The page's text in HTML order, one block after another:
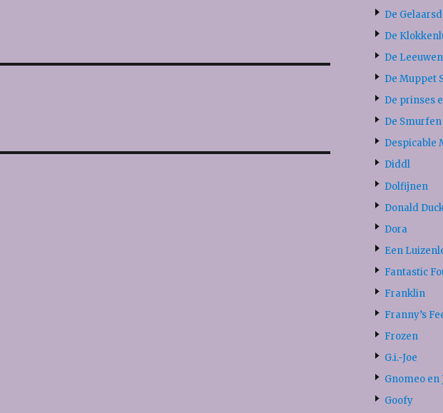
De
De
De
De Muppet
De prinses
De Smurfen
Despicable
Diddl
Dolfijnen
Donald
Dora
Een
Fantastic
Franklin
Franny’s
Frozen
G.i.-Joe
Gnomeo en
Goofy